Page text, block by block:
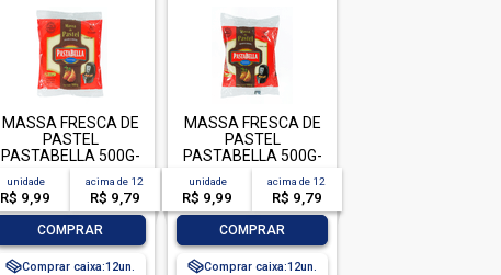
MASSA FRESCA DE
PASTEL
PASTABELLA 500G-
PC GRANDE
unidade
R$ 9,99
acima de 12
R$ 9,79
COMPRAR
Comprar caixa:12
MASSA FRESCA DE
PASTEL
PASTABELLA 500G-
PC MEDIA
unidade
R$ 9,99
acima de 12
R$ 9,79
COMPRAR
Comprar caixa:12